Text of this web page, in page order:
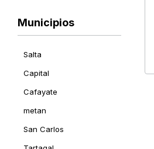
Municipios
Municipios
Salta
Capital
Cafayate
metan
San Carlos